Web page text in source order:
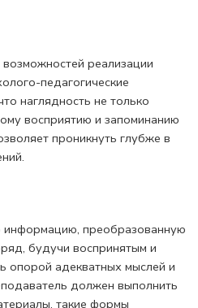
реализации
педагогические
наглядность не только
восприятию и запоминанию
проникнуть глубже в
информацию, преобразованную
будучи воспринятым и
опорой адекватных мыслей и
должен выполнить
такие формы